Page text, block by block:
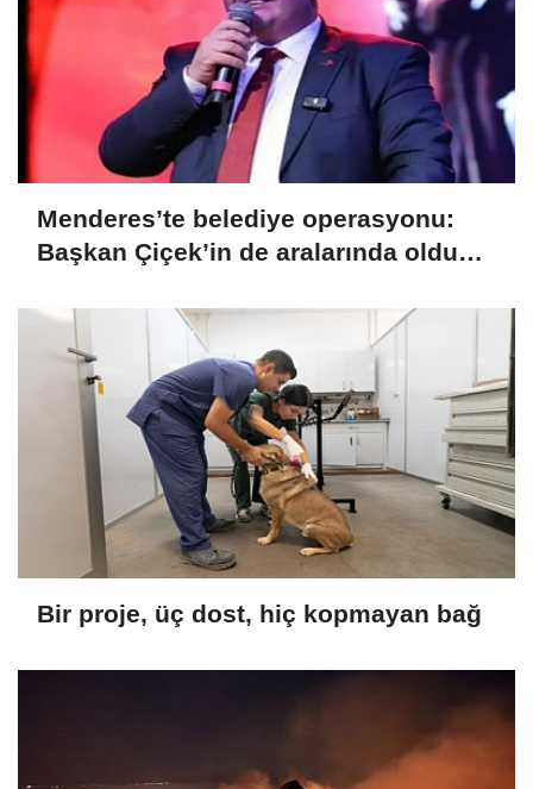
Menderes’te belediye operasyonu:
Başkan Çiçek’in de aralarında olduğu
Bir proje, üç dost, hiç kopmayan bağ